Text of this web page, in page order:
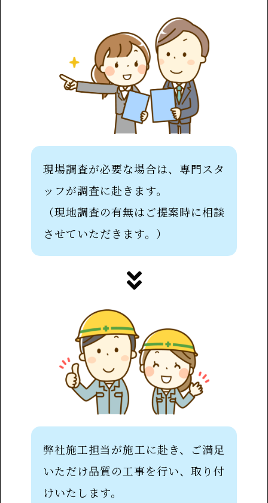
現場調査が必要な場合は、専門スタ
ッフが調査に赴きます。
（現地調査の有無はご提案時に相談
させていただきます。）
弊社施工担当が施工に赴き、ご満足
いただけ品質の工事を行い、取り付
けいたします。